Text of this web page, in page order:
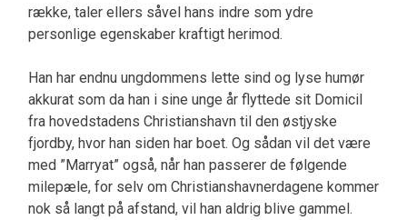
række, taler ellers såvel hans indre som ydre
personlige egenskaber kraftigt herimod.
Han har endnu ungdommens lette sind og lyse humør
akkurat som da han i sine unge år flyttede sit Domicil
fra hovedstadens Christianshavn til den østjyske
fjordby, hvor han siden har boet. Og sådan vil det være
med ”Marryat” også, når han passerer de følgende
milepæle, for selv om Christianshavnerdagene kommer
nok så langt på afstand, vil han aldrig blive gammel.